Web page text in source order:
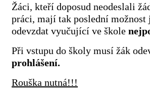
Žáci, kteří doposud neodeslali
práci, mají tak poslední možnost
odevzdat vyučující ve škole
Při vstupu do školy musí žák
prohlášení.
Rouška nutná!!!